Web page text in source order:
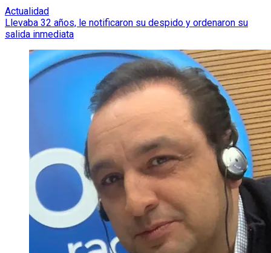
Actualidad
Llevaba 32 años, le notificaron su despido y ordenaron su
salida inmediata